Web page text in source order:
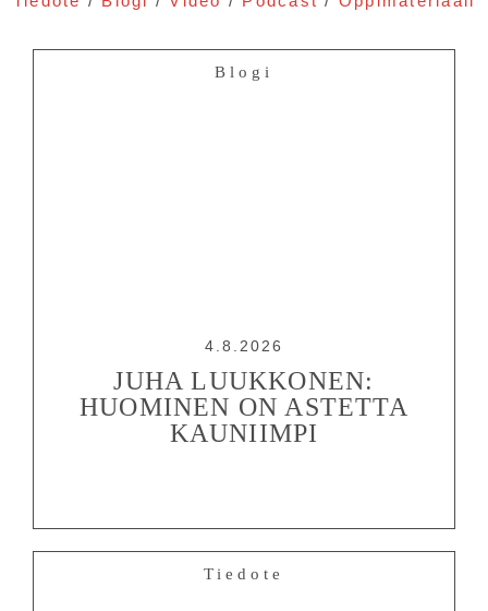
Blogi
4.8.2026
JUHA LUUKKONEN:
HUOMINEN ON ASTETTA
KAUNIIMPI
Tiedote